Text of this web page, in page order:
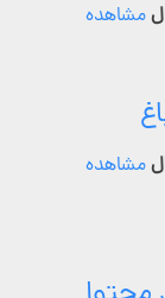
مشاهده
مشاهده